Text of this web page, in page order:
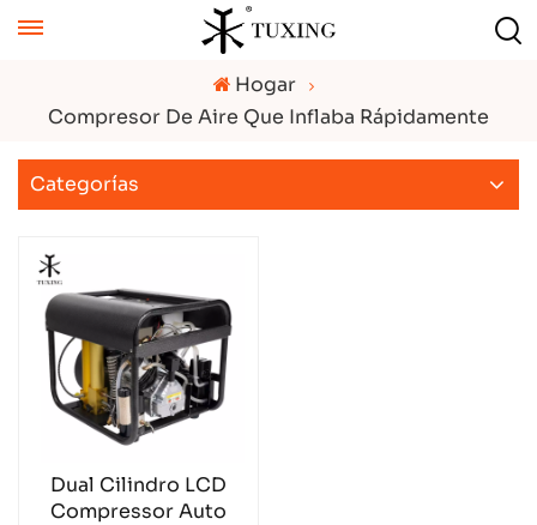
Hogar
Compresor De Aire Que Inflaba Rápidamente
Categorías
Dual Cilindro LCD
Compressor Auto